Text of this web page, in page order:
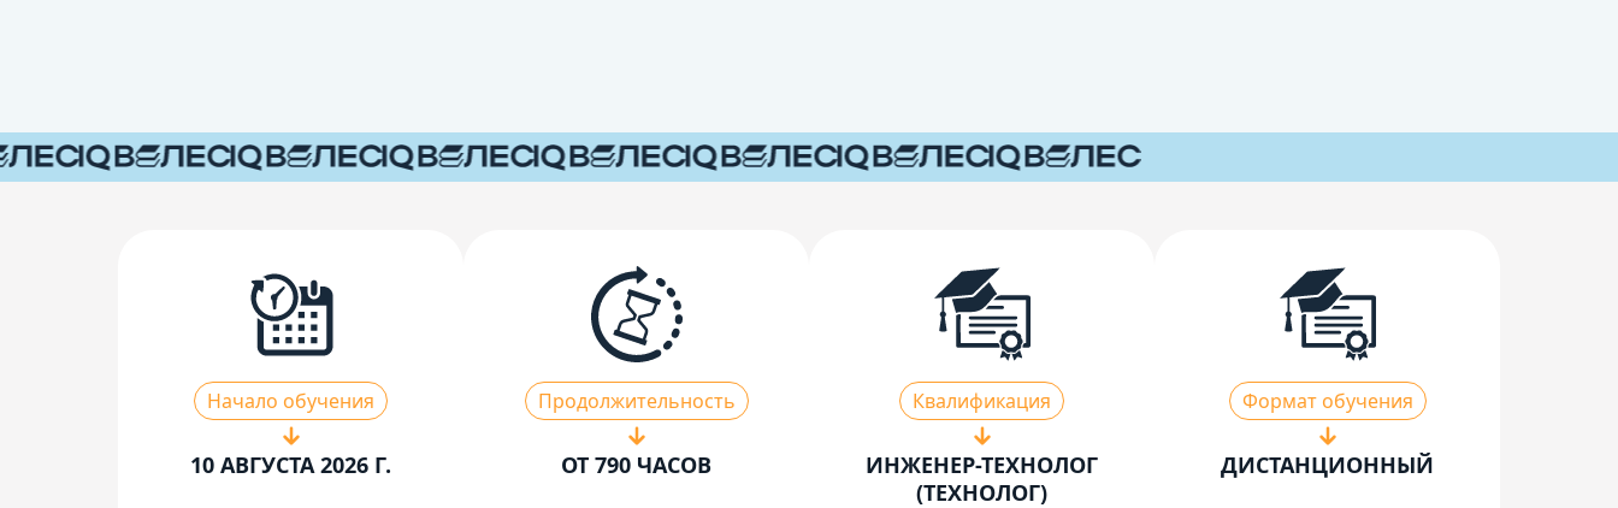
Начало обучения
10 АВГУСТА 2026 Г.
Продолжительность
ОТ 790 ЧАСОВ
Квалификация
ИНЖЕНЕР-ТЕХНОЛОГ
(ТЕХНОЛОГ)
Формат обучения
ДИСТАНЦИОННЫЙ